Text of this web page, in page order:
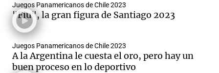
Juegos Panamericanos de Chile 2023
"Fiu", la gran figura de Santiago 2023
Juegos Panamericanos de Chile 2023
A la Argentina le cuesta el oro, pero hay un
buen proceso en lo deportivo